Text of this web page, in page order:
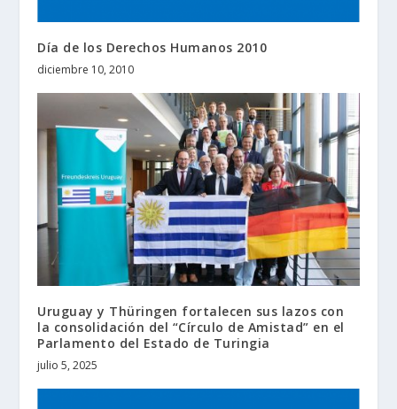
Día de los Derechos Humanos 2010
diciembre 10, 2010
Uruguay y Thüringen fortalecen sus lazos con
la consolidación del “Círculo de Amistad” en el
Parlamento del Estado de Turingia
julio 5, 2025